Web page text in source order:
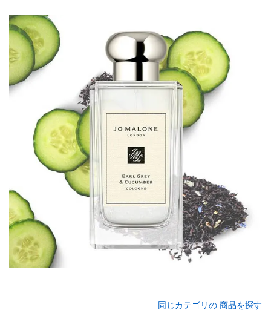
同じカテゴリの 商品を探す